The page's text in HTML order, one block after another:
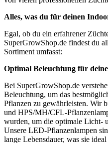
Alles, was du für deinen
Egal, ob du ein erfahrener
SuperGrowShop.de findest du
Sortiment umfasst:
Optimal Beleuchtung für
Bei SuperGrowShop.de
Beleuchtung, um das
Pflanzen zu gewährleisten. Wir
und HPS/MH/CFL-
wurden, um die optimale Licht-
Unsere LED-Pflanzenlampen
lange Lebensdauer, was sie